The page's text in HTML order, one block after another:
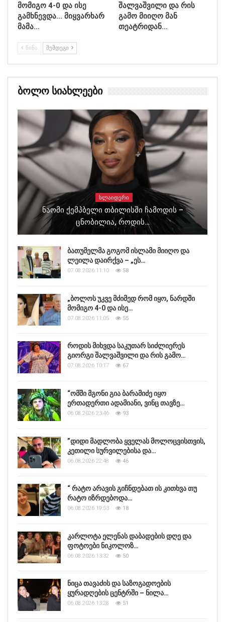
მომიგო 4-0 და ისე
გამხნევდა… მიყვარხარ
მამა…
შალვაშვილი და რის
გამო მიიღო მან
თეატრიდან…
ᲬᲘᲜᲐ ᲨᲔᲛᲓᲔᲒᲘ
Ბოლო Სიახლეები
ᲡᲚᲐᲘᲓᲔᲠᲘ
Ნაომი Ქემპბელი Თბილისში Ჩამოდის –
Ცნობილია, Როდის…
ბათუმელმა გოგომ ისლამი მიიღო და
ლეილა დაირქვა – „ეს…
07.08.2026 11:10 58
„ბოლოს უკვე მძიმედ რომ იყო, ნარდში
მომიგო 4-0 და ისე…
07.08.2026 11:05 55
როდის მიხვდა საკუთარ სიძლიერეს
გიორგი შალვაშვილი და რის გამო…
07.08.2026 10:17 67
“ომში მგონი გია ბარამიძე იყო
ერთადერთი ადამიანი, ვინც თავზე…
06.08.2026 23:46 93
”დიდი მადლობა ყველას მოლოცვისთვის,
კეთილი სურვილებისა და…
06.08.2026 22:48 46
“ რატო არავის გიჩნდებათ ის კითხვა თუ
რატო იზრდებოდა…
06.08.2026 19:53 18
კარლოტა ელენას დაბადების დღე და
ფოტოები ნიკოლოზ…
06.08.2026 13:32 50
ნიცა თავაძის და საზოგადოების
ყურადღების ცენტრში – ნილა…
06.08.2026 13:28 51